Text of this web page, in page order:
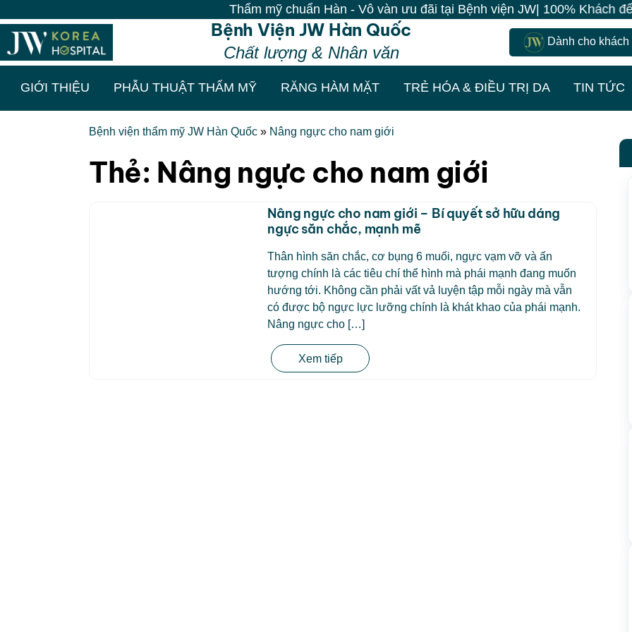
Thẩm mỹ chuẩn Hàn - Vô vàn ưu đãi tại Bệnh viện JW| 100% Khách
Bệnh Viện JW Hàn Quốc
Chất lượng & Nhân văn
Dành cho khách
GIỚI THIỆU PHẪU THUẬT THẨM MỸ RĂNG HÀM MẶT TRẺ HÓA & ĐIỀU TRỊ DA TIN TỨC
Bệnh viện thẩm mỹ JW Hàn Quốc » Nâng ngực cho nam giới
Thẻ: Nâng ngực cho nam giới
Nâng ngực cho nam giới – Bí quyết sở hữu dáng
ngực săn chắc, mạnh mẽ
Thân hình săn chắc, cơ bụng 6 muối, ngực vạm vỡ và ấn
tượng chính là các tiêu chí thể hình mà phái mạnh đang muốn
hướng tới. Không cần phải vất vả luyện tập mỗi ngày mà vẫn
có được bộ ngực lực lưỡng chính là khát khao của phái mạnh.
Nâng ngực cho […]
Xem tiếp